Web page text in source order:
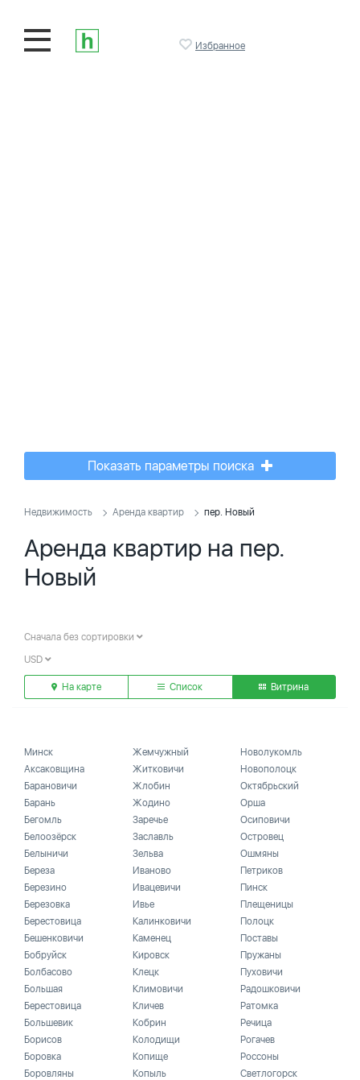
Избранное
Показать параметры поиска
Недвижимость Аренда квартир пер. Новый
Аренда квартир на пер.
Новый
Сначала без сортировки
USD
На карте Список Витрина
Минск
Аксаковщина
Барановичи
Барань
Бегомль
Белоозёрск
Белыничи
Береза
Березино
Березовка
Берестовица
Бешенковичи
Бобруйск
Болбасово
Большая
Берестовица
Большевик
Борисов
Боровка
Боровляны
Жемчужный
Житковичи
Жлобин
Жодино
Заречье
Заславль
Зельва
Иваново
Ивацевичи
Ивье
Калинковичи
Каменец
Кировск
Клецк
Климовичи
Кличев
Кобрин
Колодищи
Копище
Копыль
Новолукомль
Новополоцк
Октябрьский
Орша
Осиповичи
Островец
Ошмяны
Петриков
Пинск
Плещеницы
Полоцк
Поставы
Пружаны
Пуховичи
Радошковичи
Ратомка
Речица
Рогачев
Россоны
Светлогорск